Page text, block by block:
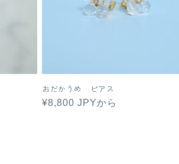
おだかうめ ピアス
通
¥8,800 JPYから